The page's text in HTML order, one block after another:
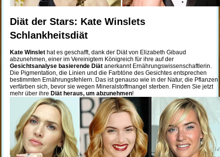
Diät der Stars: Kate Winslets
Schlankheitsdiät
Kate Winslethat es geschafft, dank der Diät von Elizabeth Gibaud
abzunehmen, einer im Vereinigtem Königreich für ihre auf der
Gesichtsanalyse basierende Diät anerkannt Ernährungswissenschaftlerin.
Die Pigmentation, die Linien und die Farbtöne des Gesichtes entsprechen
bestimmten Ernährungsfehlern. Das ist genauso wie in der Natur, die Pflanzen
verfärben sich, bevor sie wegen Mineralstoffmangel sterben. Finden Sie jetzt
mehr über ihre Diät heraus, um abzunehmen!